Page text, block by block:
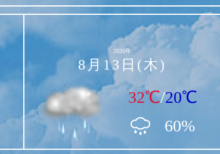
2026年
8月13日(木)
32℃/20℃
60%